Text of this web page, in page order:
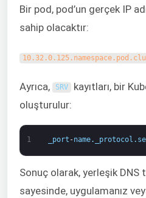
Bir pod, pod’un gerçek IP
sahip olacaktır:
Ayrıca, SRV kayıtları, bir
oluşturulur:
1 _port -name. _protocol .
Sonuç olarak, yerleşik DNS
sayesinde, uygulamanız